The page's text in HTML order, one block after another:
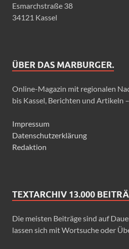
Esmarchstraße 38
34121 Kassel
ÜBER DAS MARBURGER.
Online-Magazin mit regionalen
bis Kassel, Berichten und Artikeln
Impressum
Datenschutzerklärung
Redaktion
TEXTARCHIV 13.000
Die meisten Beiträge sind auf
lassen sich mit Wortsuche oder